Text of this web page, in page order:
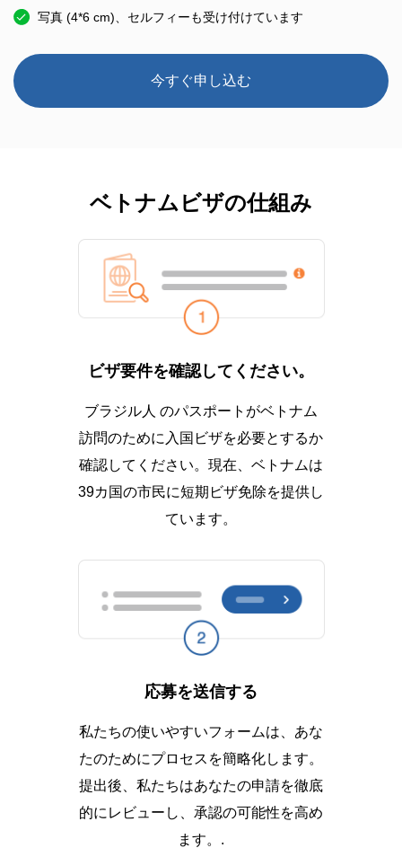
写真 (4*6 cm)、セルフィーも受け付けています
今すぐ申し込む
ベトナムビザの仕組み
ビザ要件を確認してください。
ブラジル人 のパスポートがベトナム
訪問のために入国ビザを必要とするか
確認してください。現在、ベトナムは
39カ国の市民に短期ビザ免除を提供し
ています。
応募を送信する
私たちの使いやすいフォームは、あな
たのためにプロセスを簡略化します。
提出後、私たちはあなたの申請を徹底
的にレビューし、承認の可能性を高め
ます。.